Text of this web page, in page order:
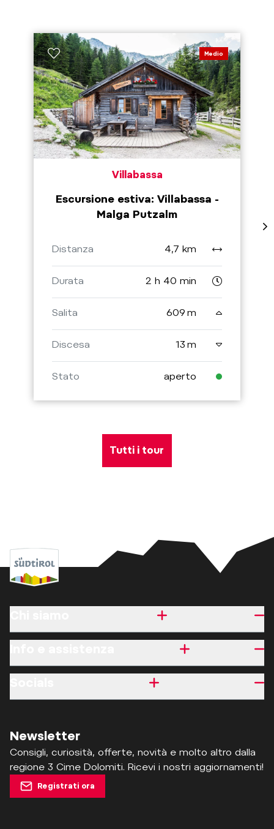
Medio
Villabassa
Escursione estiva: Villabassa -
Malga Putzalm
Distanza 4,7 km
Durata 2 h 40 min
Salita 609 m
Discesa 13 m
Stato aperto
Tutti i tour
Newsletter
Consigli, curiosità, offerte, novità e molto altro dalla
regione 3 Cime Dolomiti. Ricevi i nostri aggiornamenti!
Registrati ora